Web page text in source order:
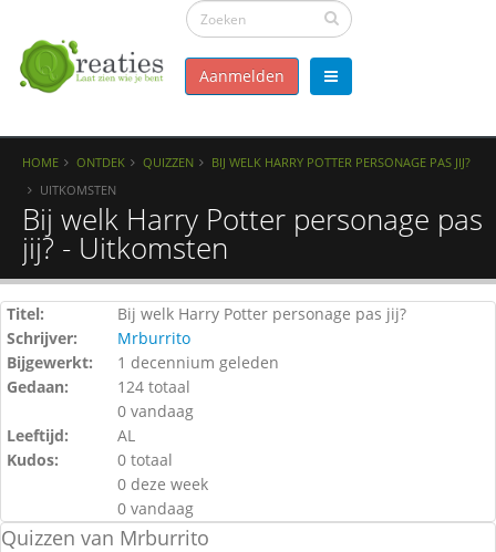
Aanmelden
HOME ONTDEK QUIZZEN
BIJ WELK HARRY POTTER PERSONAGE PAS JIJ?
UITKOMSTEN
Bij welk Harry Potter personage pas
jij? - Uitkomsten
Titel:
Bij welk Harry Potter personage pas jij?
Schrijver:
Mrburrito
Bijgewerkt:
1 decennium geleden
Gedaan:
124 totaal
0 vandaag
Leeftijd:
AL
Kudos:
0 totaal
0 deze week
0 vandaag
Quizzen van Mrburrito